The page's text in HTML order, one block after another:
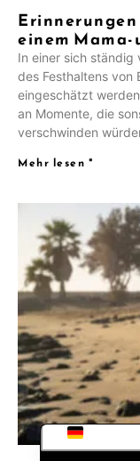
einem
In einer sich ständig
des Festhaltens von
eingeschätzt
an Momente, die
verschwinden
Mehr lesen "
EN_GB
ES
FR
DA
FI
SV
RU
PL
CS
PT
UK